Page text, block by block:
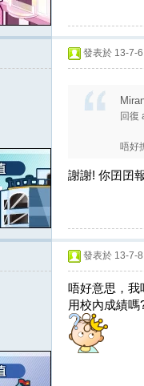
發表於 13-7-
回復
唔好
謝謝! 你囝囝
發表於 13-7-
唔好意思，我
用校內成績